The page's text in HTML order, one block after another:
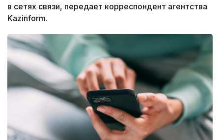
в сетях связи, передает корреспондент агентства
Kazinform.